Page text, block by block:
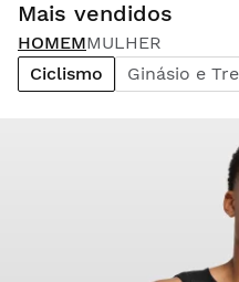
Mais vendidos
HOMEMMULHER
Ciclismo
Ginásio e